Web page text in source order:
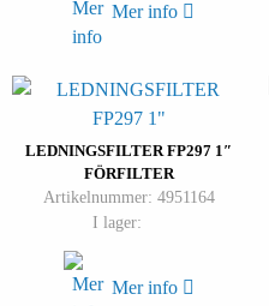
Mer info
LEDNINGSFILTER FP297 1″
FÖRFILTER
Artikelnummer: 4951164
I lager:
Mer info